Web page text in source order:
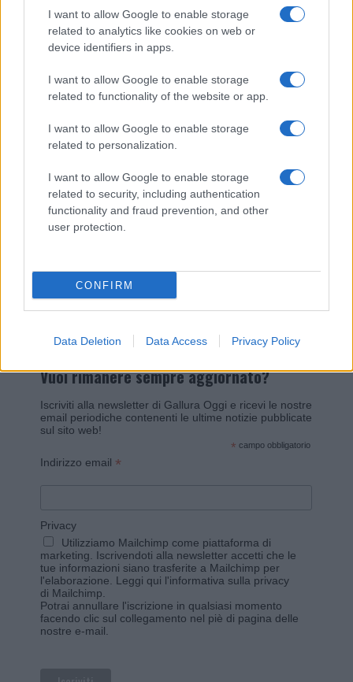
I want to allow Google to enable storage
related to analytics like cookies on web or
device identifiers in apps.
I want to allow Google to enable storage
related to functionality of the website or app.
I want to allow Google to enable storage
related to personalization.
I want to allow Google to enable storage
related to security, including authentication
functionality and fraud prevention, and other
user protection.
CONFIRM
Data Deletion Data Access Privacy Policy
Giovannimaria Cabras
Invia un Comunicato Stampa|Pubblicità|Segnala
Vuoi rimanere sempre aggiornato?
Iscriviti alla newsletter di Gallura Oggi e ricevi le nostre
email periodiche contenenti le ultime notizie pubblicate
sul sito web!
* campo obbligatorio
Indirizzo email *
Privacy
Utilizziamo Mailchimp come piattaforma di
marketing. Iscrivendoti alla newsletter accetti che le
tue informazioni siano trasferite a Mailchimp per
l'elaborazione. Leggi qui l'informativa sulla privacy
di Mailchimp
Potrai annullare l'iscrizione in qualsiasi momento
facendo clic sul collegamento nel piè di pagina delle
nostre e-mail.